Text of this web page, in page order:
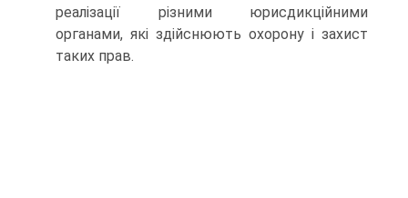
реалізації різними юрисдикційними
органами, які здійснюють охорону і захист
таких прав.